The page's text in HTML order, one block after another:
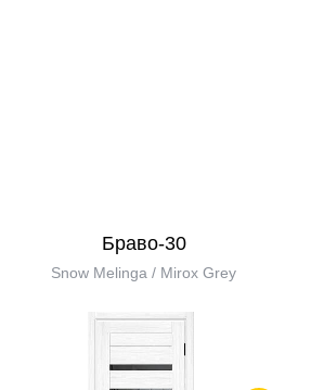
Браво-30
Snow Melinga / Mirox Grey